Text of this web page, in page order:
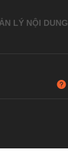
LÝ NỘI DUNG